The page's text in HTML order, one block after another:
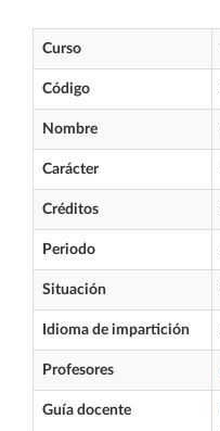
Curso
Código
Nombre
Carácter
Créditos
Periodo
Situación
Idioma de impartición
Profesores
Guía docente